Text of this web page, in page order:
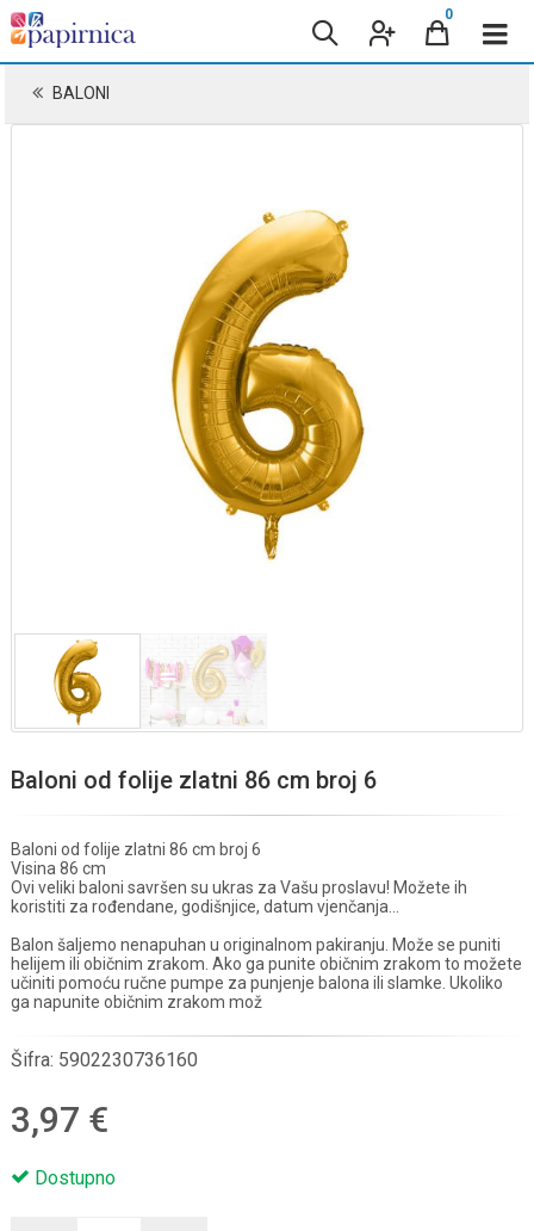
0
BALONI
Baloni od folije zlatni 86 cm broj 6
Baloni od folije zlatni 86 cm broj 6
Visina 86 cm
Ovi veliki baloni savršen su ukras za Vašu proslavu! Možete ih
koristiti za rođendane, godišnjice, datum vjenčanja...
Balon šaljemo nenapuhan u originalnom pakiranju. Može se puniti
helijem ili običnim zrakom. Ako ga punite običnim zrakom to možete
učiniti pomoću ručne pumpe za punjenje balona ili slamke. Ukoliko
ga napunite običnim zrakom mož
Šifra: 5902230736160
3,97 €
Dostupno